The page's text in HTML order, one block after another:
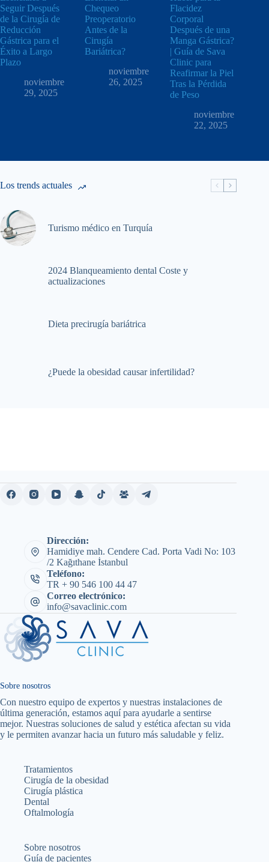
Seguir Después
de la Cirugía de
Reducción
Gástrica para el
Éxito a Largo
Plazo
noviembre
29, 2025
Chequeo
Preoperatorio
Antes de la
Cirugía
Bariátrica?
noviembre
26, 2025
Flacidez
Corporal
Después de una
Manga Gástrica?
| Guía de Sava
Clinic para
Reafirmar la Piel
Tras la Pérdida
de Peso
noviembre
22, 2025
Los trends actuales
Turismo médico en Turquía
2024 Blanqueamiento dental Coste y
actualizaciones
Dieta precirugía bariátrica
¿Puede la obesidad causar infertilidad?
Dirección:
Hamidiye mah. Cendere Cad. Porta Vadi No: 103
/2 Kağıthane İstanbul
Teléfono:
TR + 90 546 100 44 47
Correo electrónico:
info@savaclinic.com
Sobre nosotros
Con nuestro equipo de expertos y nuestras instalaciones de
última generación, estamos aquí para ayudarle a sentirse
mejor. Nuestras soluciones de salud y estética afectan su vida
y le permiten avanzar hacia un futuro más saludable y feliz.
Tratamientos
Cirugía de la obesidad
Cirugía plástica
Dental
Oftalmología
Sobre nosotros
Guía de pacientes